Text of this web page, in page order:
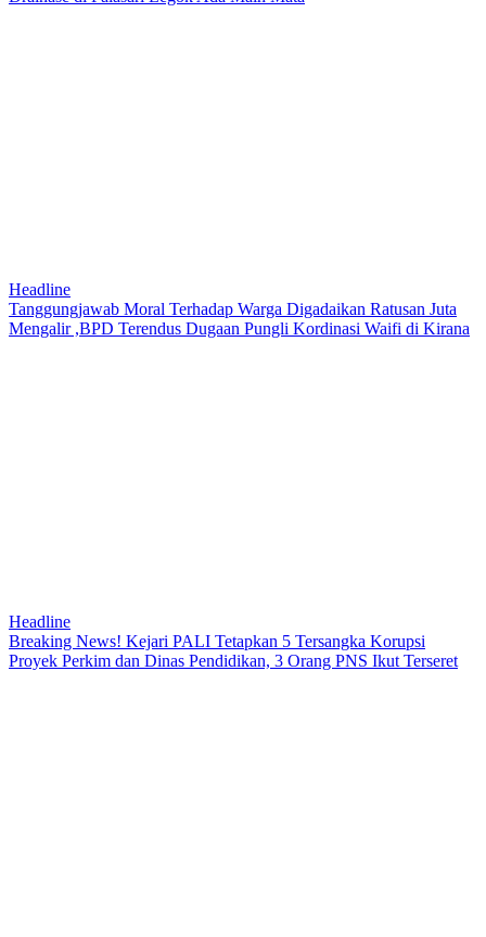
Headline
Tanggungjawab Moral Terhadap Warga Digadaikan Ratusan Juta
Mengalir ,BPD Terendus Dugaan Pungli Kordinasi Waifi di Kirana
Headline
Breaking News! Kejari PALI Tetapkan 5 Tersangka Korupsi
Proyek Perkim dan Dinas Pendidikan, 3 Orang PNS Ikut Terseret